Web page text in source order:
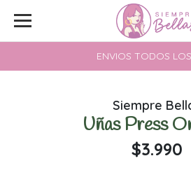
ENVIOS TODOS
Siempre
Uñas Press
$3.990